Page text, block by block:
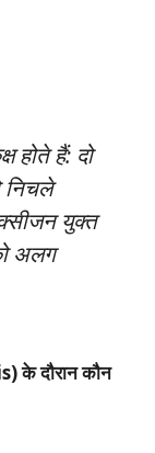
होते हैं: दो
निचले
युक्त
अलग
के दौरान कौन